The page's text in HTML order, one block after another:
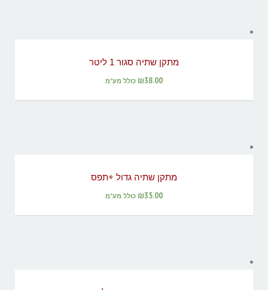
מתקן שתיה סגור 1 ליטר
₪38.00 כולל מע"מ
מתקן שתיה גדול +תפס
₪35.00 כולל מע"מ